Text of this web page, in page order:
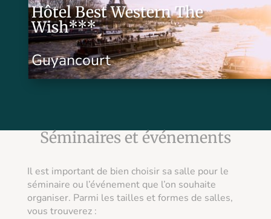
Hôtel Best Western The
Wish***
Guyancourt
Séminaires et événements
Il est important de bien choisir sa salle pour le
séminaire ou l’événement que l’on souhaite
organiser. Parmi les tailles et formes de salles,
vous trouverez :